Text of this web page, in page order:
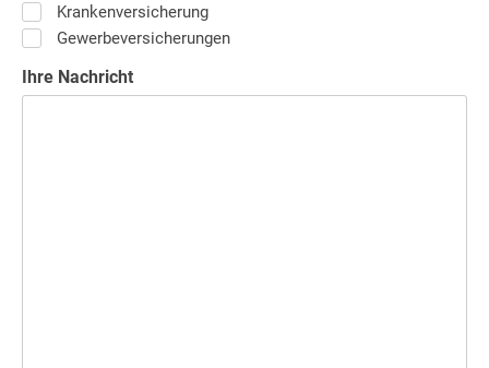
Krankenversicherung
Gewerbeversicherungen
Ihre Nachricht